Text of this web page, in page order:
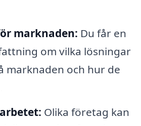
marknaden: Du får en
om vilka lösningar
marknaden och hur de
Olika företag kan